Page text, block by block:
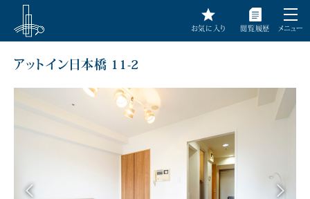
お気に入り 閲覧履歴 メニュー
アットイン日本橋 11-2